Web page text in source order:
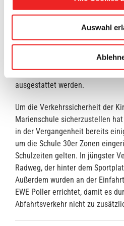
Auswahl
Telefonnummer: 04499/7591.
so früh wie möglich, zu Beginn
„Es ist ein Ehrenamt und jeder,
Verkehrslotsen würden laut
Gemeindeverwaltung mit
ausgestattet werden.
Um die Verkehrssicherheit der
Marienschule sicherzustellen
in der Vergangenheit bereits
um die Schule 30er Zonen
Schulzeiten gelten. In jüngster
Radweg, der hinter dem
Außerdem wurden an der
EWE Poller errichtet, damit es
Abfahrtsverkehr nicht zu